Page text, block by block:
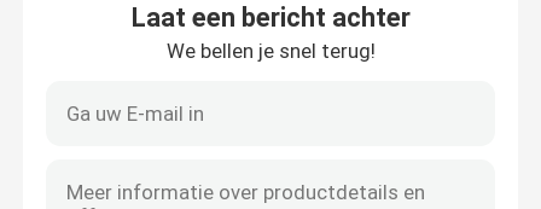
Laat een bericht achter
We bellen je snel terug!